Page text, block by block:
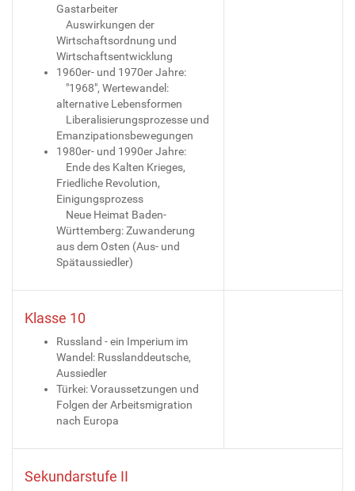
Gastarbeiter
Auswirkungen der
Wirtschaftsordnung und
Wirtschaftsentwicklung
1960er- und 1970er Jahre:
"1968", Wertewandel:
alternative Lebensformen
Liberalisierungsprozesse und
Emanzipationsbewegungen
1980er- und 1990er Jahre:
Ende des Kalten Krieges,
Friedliche Revolution,
Einigungsprozess
Neue Heimat Baden-
Württemberg: Zuwanderung
aus dem Osten (Aus- und
Spätaussiedler)
Klasse 10
Russland - ein Imperium im
Wandel: Russlanddeutsche,
Aussiedler
Türkei: Voraussetzungen und
Folgen der Arbeitsmigration
nach Europa
Sekundarstufe II